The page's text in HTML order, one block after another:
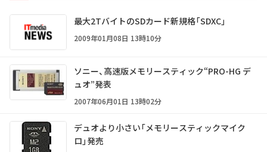
最大2TバイトのSDカード新規格「SDXC」
2009年01月08日 13時10分
ソニー、高速版メモリースティック“PRO-HG デ
ュオ”発表
2007年06月01日 13時02分
デュオより小さい「メモリースティックマイク
ロ」発売